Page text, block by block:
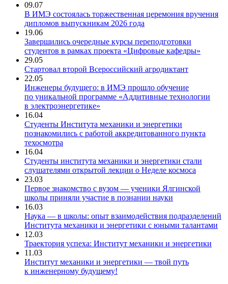
09.07
В ИМЭ состоялась торжественная церемония вручения
дипломов выпускникам 2026 года
19.06
Завершились очередные курсы переподготовки
студентов в рамках проекта «Цифровые кафедры»
29.05
Стартовал второй Всероссийский агродиктант
22.05
Инженеры будущего: в ИМЭ прошло обучение
по уникальной программе «Аддитивные технологии
в электроэнергетике»
16.04
Студенты Института механики и энергетики
познакомились с работой аккредитованного пункта
техосмотра
16.04
Студенты института механики и энергетики стали
слушателями открытой лекции о Неделе космоса
23.03
Первое знакомство с вузом — ученики Ялгинской
школы приняли участие в познании науки
16.03
Наука — в школы: опыт взаимодействия подразделений
Института механики и энергетики с юными талантами
12.03
Траектория успеха: Институт механики и энергетики
11.03
Институт механики и энергетики — твой путь
к инженерному будущему!